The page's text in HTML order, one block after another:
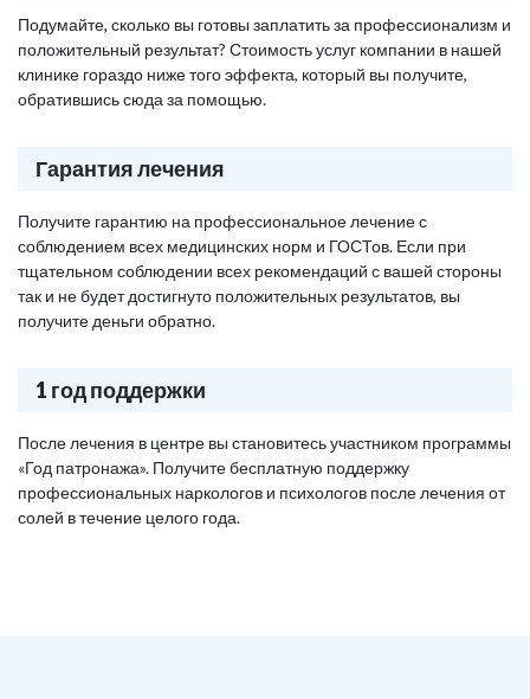
Подумайте, сколько вы готовы заплатить за профессионализм и
положительный результат? Стоимость услуг компании в нашей
клинике гораздо ниже того эффекта, который вы получите,
обратившись сюда за помощью.
Гарантия лечения
Получите гарантию на профессиональное лечение с
соблюдением всех медицинских норм и ГОСТов. Если при
тщательном соблюдении всех рекомендаций с вашей стороны
так и не будет достигнуто положительных результатов, вы
получите деньги обратно.
1 год поддержки
После лечения в центре вы становитесь участником программы
«Год патронажа». Получите бесплатную поддержку
профессиональных наркологов и психологов после лечения от
солей в течение целого года.